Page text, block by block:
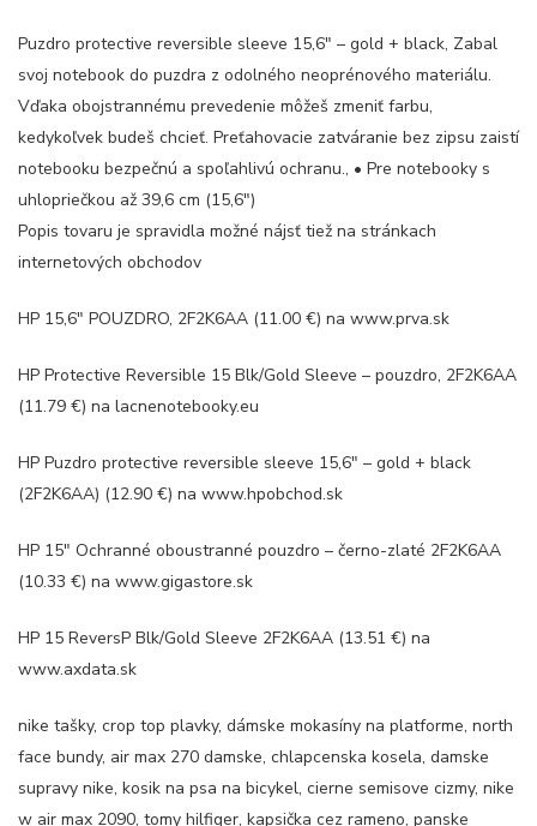
Puzdro protective reversible sleeve 15,6″ – gold + black, Zabal
svoj notebook do puzdra z odolného neoprénového materiálu.
Vďaka obojstrannému prevedenie môžeš zmeniť farbu,
kedykoľvek budeš chcieť. Preťahovacie zatváranie bez zipsu zaistí
notebooku bezpečnú a spoľahlivú ochranu., • Pre notebooky s
uhlopriečkou až 39,6 cm (15,6″)
Popis tovaru je spravidla možné nájsť tiež na stránkach
internetových obchodov
HP 15,6″ POUZDRO, 2F2K6AA (11.00 €) na www.prva.sk
HP Protective Reversible 15 Blk/Gold Sleeve – pouzdro, 2F2K6AA
(11.79 €) na lacnenotebooky.eu
HP Puzdro protective reversible sleeve 15,6″ – gold + black
(2F2K6AA) (12.90 €) na www.hpobchod.sk
HP 15″ Ochranné oboustranné pouzdro – černo-zlaté 2F2K6AA
(10.33 €) na www.gigastore.sk
HP 15 ReversP Blk/Gold Sleeve 2F2K6AA (13.51 €) na
www.axdata.sk
nike tašky, crop top plavky, dámske mokasíny na platforme, north
face bundy, air max 270 damske, chlapcenska kosela, damske
supravy nike, kosik na psa na bicykel, cierne semisove cizmy, nike
w air max 2090, tomy hilfiger, kapsička cez rameno, panske